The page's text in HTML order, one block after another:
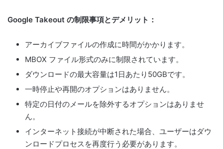
Google Takeout の制限事項とデメリット：
アーカイブファイルの作成に時間がかかります。
MBOX ファイル形式のみに制限されています。
ダウンロードの最大容量は1日あたり50GBです。
一時停止や再開のオプションはありません。
特定の日付のメールを除外するオプションはありませ
ん。
インターネット接続が中断された場合、ユーザーはダウ
ンロードプロセスを再度行う必要があります。